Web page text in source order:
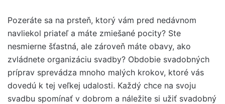
Pozeráte sa na prsteň, ktorý vám pred nedávnom
navliekol priateľ a máte zmiešané pocity? Ste
nesmierne šťastná, ale zároveň máte obavy, ako
zvládnete organizáciu svadby? Obdobie svadobných
príprav sprevádza mnoho malých krokov, ktoré vás
dovedú k tej veľkej udalosti. Každý chce na svoju
svadbu spomínať v dobrom a náležite si užiť svadobný